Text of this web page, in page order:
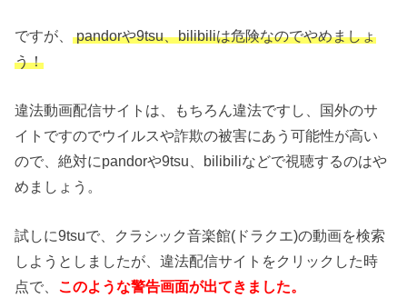
ですが、pandorや9tsu、bilibiliは危険なのでやめましょ
う！
違法動画配信サイトは、もちろん違法ですし、国外のサ
イトですのでウイルスや詐欺の被害にあう可能性が高い
ので、絶対にpandorや9tsu、bilibiliなどで視聴するのはや
めましょう。
試しに9tsuで、クラシック音楽館(ドラクエ)の動画を検索
しようとしましたが、違法配信サイトをクリックした時
点で、 このような警告画面が出てきました。